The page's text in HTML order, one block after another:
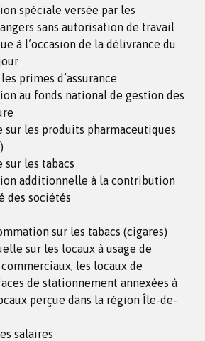
spéciale versée par les
sans autorisation de travail
à l’occasion de la délivrance du
primes d’assurance
au fonds national de gestion des
sur les produits pharmaceutiques
sur les tabacs
additionnelle à la contribution
des sociétés
sur les tabacs (cigares)
sur les locaux à usage de
les locaux de
de stationnement annexées à
perçue dans la région Île-de-
salaires